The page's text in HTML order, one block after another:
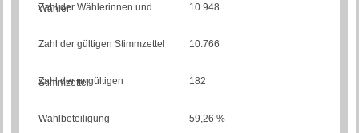
Zahl der Wählerinnen und Wähler 10.948
Zahl der gültigen Stimmzettel 10.766
Zahl der ungültigen Stimmzettel 182
Wahlbeteiligung 59,26 %